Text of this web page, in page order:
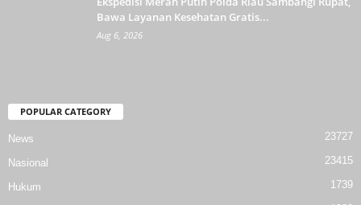
Bawa Layanan Kesehatan Gratis...
Aug 6, 2026
POPULAR CATEGORY
News 23727
Nasional 23415
Hukum
1739